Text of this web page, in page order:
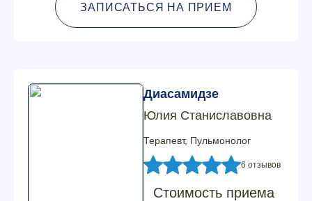
ЗАПИСАТЬСЯ НА ПРИЕМ
Диасамидзе
Юлия Станиславовна
Терапевт, Пульмонолог
6 отзывов
Стоимость приема